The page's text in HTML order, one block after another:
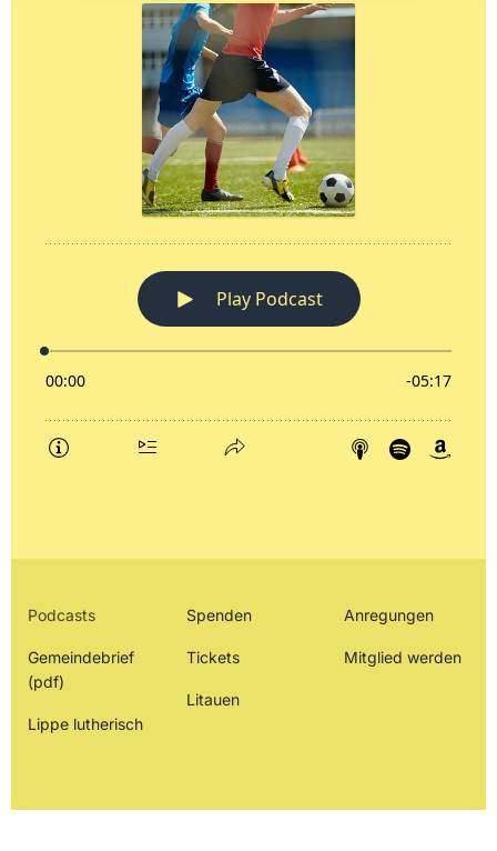
Podcasts
Gemeindebrief
(pdf)
Lippe lutherisch
Spenden
Tickets
Litauen
Anregungen
Mitglied werden